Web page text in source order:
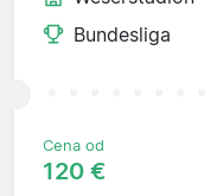
Bundesliga
Cena od
120 €